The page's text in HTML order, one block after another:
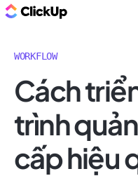
WORKFLOW
Cách
trình
cấp hiệu